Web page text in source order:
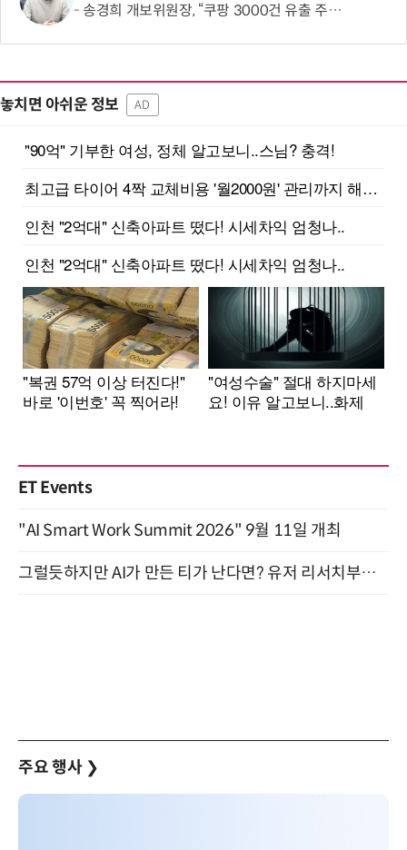
송경희 개보위원장, “쿠팡 3000건 유출 주장 사실과 달라…엄정 처분할 것”
놓치면 아쉬운 정보 AD
ET Events
"AI Smart Work Summit 2026" 9월 11일 개최
그럴듯하지만 AI가 만든 티가 난다면? 유저 리서치부터 배포까지! (9/15)
주요 행사 ❯